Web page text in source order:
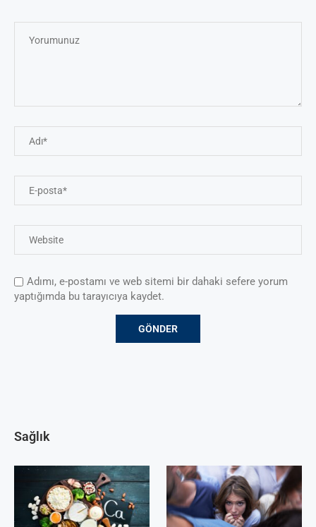
Adımı, e-postamı ve web sitemi bir dahaki sefere yorum
yaptığımda bu tarayıcıya kaydet.
Sağlık